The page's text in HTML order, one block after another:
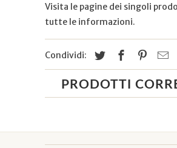
Visita le pagine dei singoli
tutte le informazioni.
Condividi:
PRODOTTI